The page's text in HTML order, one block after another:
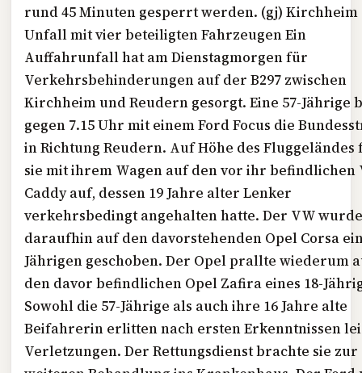
rund 45 Minuten gesperrt werden. (gj) Kirchheim
Unfall mit vier beteiligten Fahrzeugen Ein
Auffahrunfall hat am Dienstagmorgen für
Verkehrsbehinderungen auf derB297 zwischen
Kirchheim und Reudern gesorgt. Eine 57-Jährige
gegen 7.15 Uhr mit einem Ford Focus die
in Richtung Reudern. Auf Höhe des
sie mit ihrem Wagen auf den vor ihr befindlichen
Caddy auf, dessen 19 Jahre alter Lenker
verkehrsbedingt angehalten hatte. Der VW
daraufhin auf den davorstehenden Opel Corsa
Jährigen geschoben. Der Opel prallte wiederum
den davor befindlichen Opel Zafira eines 18-
Sowohl die 57-Jährige als auch ihre 16 Jahre alte
Beifahrerin erlitten nach ersten Erkenntnissen
Verletzungen. Der Rettungsdienst brachte sie zur